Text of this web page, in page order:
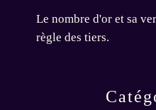
Le nombre d'or et sa
règle des tiers.